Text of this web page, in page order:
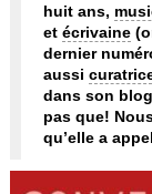
huit ans,
et écrivaine
dernier
aussi
dans son
pas que!
qu’elle a